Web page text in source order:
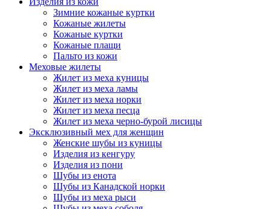
Зимние кожаные куртки
Кожаные жилеты
Кожаные куртки
Кожаные плащи
Пальто из кожи
Меховые жилеты
Жилет из меха куницы
Жилет из меха ламы
Жилет из меха норки
Жилет из меха песца
Жилет из меха черно-бурой лисицы
Эксклюзивный мех для женщин
Женские шубы из куницы
Изделия из кенгуру
Изделия из пони
Шубы из енота
Шубы из Канадской норки
Шубы из меха рыси